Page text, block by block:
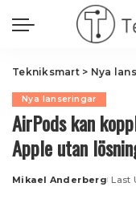
Tekniksmart> Nya
Nya lanseringar
AirPods kan
Apple utan
Posted
Mikael Anderberg Last